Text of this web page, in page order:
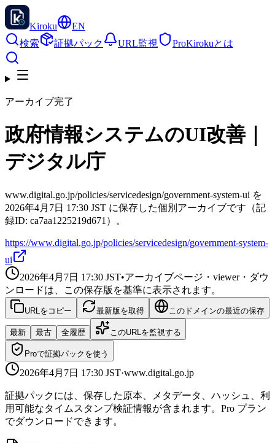
Kiroku
EN
検索
証拠パック URL監視 ProKirokuとは
アーカイブ完了
政府情報システムのUI改善｜
デジタル庁
www.digital.go.jp/policies/servicedesign/government-system-ui を
2026年4月7日 17:30 JST に保存した個別アーカイブです（記
録ID: ca7aa1225219d671）。
https://www.digital.go.jp/policies/servicedesign/government-system-
ui
2026年4月7日 17:30 JST•アーカイブページ・viewer・ダウ
ンロードは、この保存版を基準に表示されます。
URLをコピー 最新版を取得 このドメインの最近の保存
最新 最古 全履歴 このURLを監視する
Proで証拠パックを使う
2026年4月7日 17:30 JST·www.digital.go.jp
証拠パックには、保存した原本、メタデータ、ハッシュ、利
用可能なタイムスタンプ検証情報が含まれます。Pro プラン
でダウンロードできます。